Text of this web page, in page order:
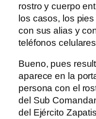
rostro y cuerpo
los casos, los
con sus alias y
teléfonos
Bueno, pues
aparece en la
persona con el
del Sub
del Ejército